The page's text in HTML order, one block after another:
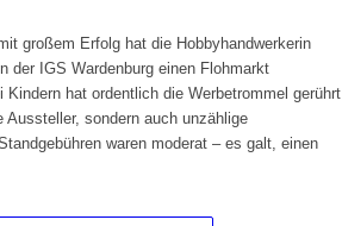
großem Erfolg hat die Hobbyhandwerkerin
der IGS Wardenburg einen Flohmarkt
hat ordentlich die Werbetrommel gerührt
sondern auch unzählige
waren moderat – es galt, einen